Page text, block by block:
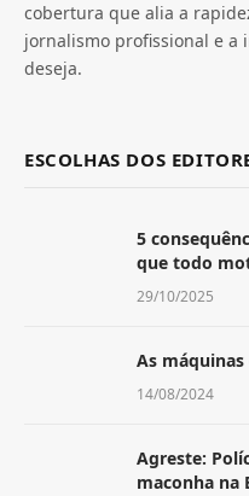
cobertura que alia a
jornalismo profissional e
deseja.
ESCOLHAS DOS
5
que todo
29/10/2025
As
14/08/2024
Agreste:
maconha na